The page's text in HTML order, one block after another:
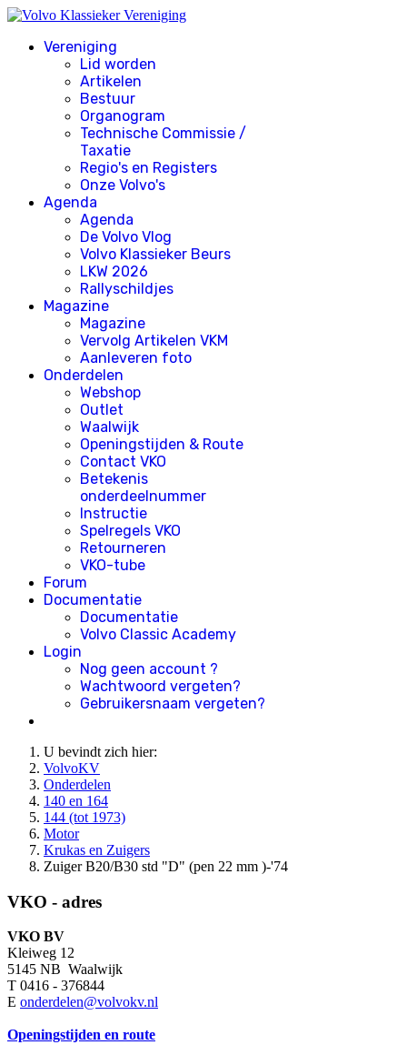
Vereniging
Lid worden
Artikelen
Bestuur
Organogram
Technische Commissie /
Taxatie
Regio's en Registers
Onze Volvo's
Agenda
Agenda
De Volvo Vlog
Volvo Klassieker Beurs
LKW 2026
Rallyschildjes
Magazine
Magazine
Vervolg Artikelen VKM
Aanleveren foto
Onderdelen
Webshop
Outlet
Waalwijk
Openingstijden & Route
Contact VKO
Betekenis
onderdeelnummer
Instructie
Spelregels VKO
Retourneren
VKO-tube
Forum
Documentatie
Documentatie
Volvo Classic Academy
Login
Nog geen account ?
Wachtwoord vergeten?
Gebruikersnaam vergeten?
U bevindt zich hier:
VolvoKV
Onderdelen
140 en 164
144 (tot 1973)
Motor
Krukas en Zuigers
Zuiger B20/B30 std "D" (pen 22 mm )-'74
VKO - adres
VKO BV
Kleiweg 12
5145 NB Waalwijk
T 0416 - 376844
E onderdelen@volvokv.nl
Openingstijden en route